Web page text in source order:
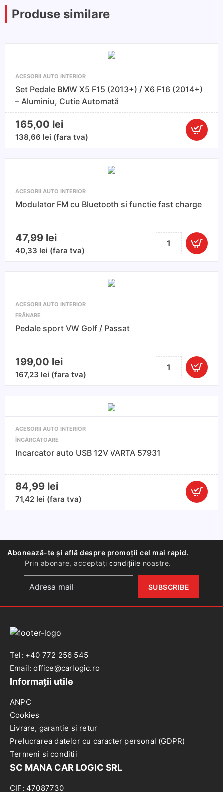
Produse similare
ACESORII AUTO INTERIOR
Set Pedale BMW X5 F15 (2013+) / X6 F16 (2014+)
– Aluminiu, Cutie Automată
165,00 lei
138,66 lei (fara tva)
Cantitate
(2013+)
X6
F16
(2014+)
ACESORII AUTO INTERIOR
Modulator FM cu Bluetooth si functie fast charge
47,99 lei
40,33 lei (fara tva)
Cantitate
Modulator
ACESORII AUTO INTERIOR
FRÂNARE
Pedale sport VW Golf / Passat
199,00 lei
167,23 lei (fara tva)
Cantitate
Pedale
ACESORII AUTO INTERIOR
ÎNCĂRCĂTOARE
Incarcator auto USB 12V VARTA 57931
84,99 lei
71,42 lei (fara tva)
Cantitate
VARTA
Abonează-te și află despre promoții cel mai rapid.
Prin abonare, acceptațicondițiile noastre.
Tel: +40 772 256 545
Email: office@carlogic.ro
Informații utile
ANPC
Cookies
Livrare, garantie si retur
Prelucrarea datelor cu caracter personal (GDPR)
Termeni si conditii
SC MANA CAR LOGIC SRL
CIF: 47087730